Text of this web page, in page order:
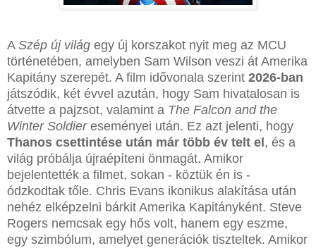
A Szép új világ egy új korszakot nyit meg az MCU
történetében, amelyben Sam Wilson veszi át Amerika
Kapitány szerepét. A film idővonala szerint 2026-ban
játszódik, két évvel azután, hogy Sam hivatalosan is
átvette a pajzsot, valamint a The Falcon and the
Winter Soldiereseményei után. Ez azt jelenti, hogy
Thanos csettintése után már több év telt el , és a
világ próbálja újraépíteni önmagát. Amikor
bejelentették a filmet, sokan - köztük én is -
ódzkodtak tőle. Chris Evans ikonikus alakítása után
nehéz elképzelni bárkit Amerika Kapitányként. Steve
Rogers nemcsak egy hős volt, hanem egy eszme,
egy szimbólum, amelyet generációk tiszteltek. Amikor